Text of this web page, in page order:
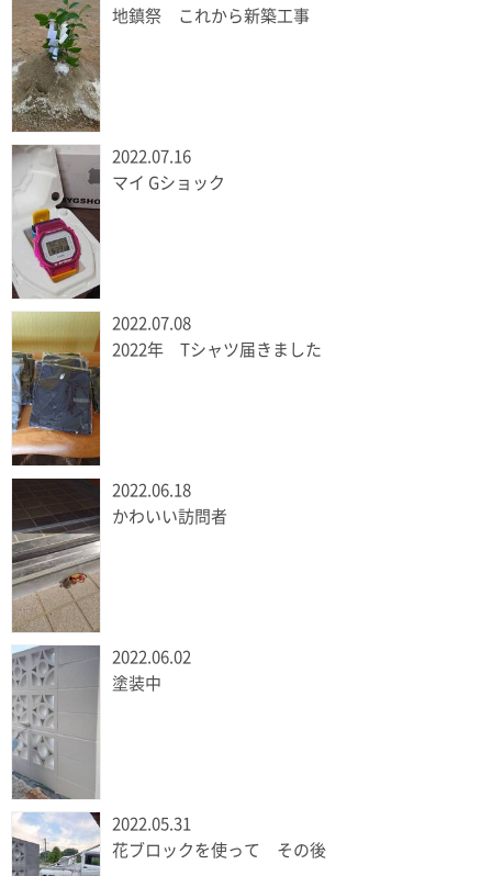
地鎮祭 これから新築工事
2022.07.16
マイ Gショック
2022.07.08
2022年 Tシャツ届きました
2022.06.18
かわいい訪問者
2022.06.02
塗装中
2022.05.31
花ブロックを使って その後